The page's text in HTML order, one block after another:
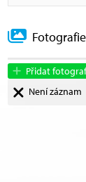
Fotografie
Přidat
Není záznam